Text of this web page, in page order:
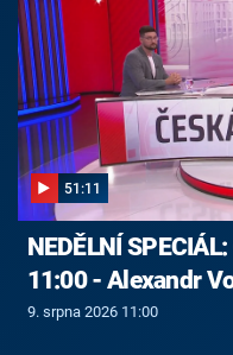
51:11
NEDĚLNÍ
11:00 - Alexandr
9. srpna 2026 11:00